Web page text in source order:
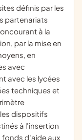
définis par les
partenariats
à la
par la mise en
en
avec
avec les lycées
techniques et
dispositifs
à l'insertion
fonds d'aide aux